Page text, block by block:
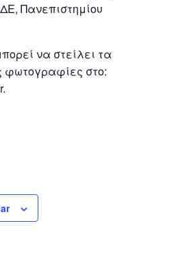
Πανεπιστημίου
να στείλει τα
φωτογραφίες στο: